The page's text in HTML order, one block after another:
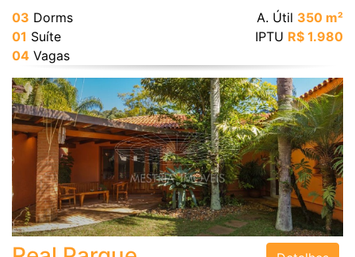
03 Dorms
01 Suíte
04 Vagas
A. Útil 350 m²
IPTU R$ 1.980
Dormitórios
Suítes
Vagas